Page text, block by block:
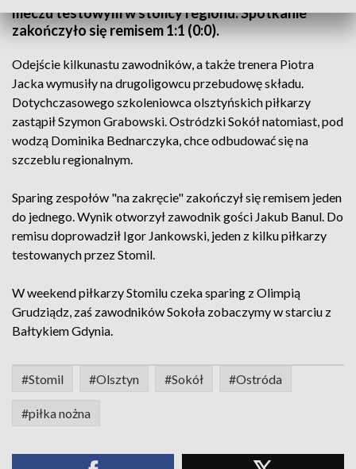
meczu testowym w stolicy regionu. Spotkanie
zakończyło się remisem 1:1 (0:0).
Odejście kilkunastu zawodników, a także trenera Piotra
Jacka wymusiły na drugoligowcu przebudowę składu.
Dotychczasowego szkoleniowca olsztyńskich piłkarzy
zastąpił Szymon Grabowski. Ostródzki Sokół natomiast, pod
wodzą Dominika Bednarczyka, chce odbudować się na
szczeblu regionalnym.
Sparing zespołów "na zakręcie" zakończył się remisem jeden
do jednego. Wynik otworzył zawodnik gości Jakub Banul. Do
remisu doprowadził Igor Jankowski, jeden z kilku piłkarzy
testowanych przez Stomil.
W weekend piłkarzy Stomilu czeka sparing z Olimpią
Grudziądz, zaś zawodników Sokoła zobaczymy w starciu z
Bałtykiem Gdynia.
#Stomil #Olsztyn #Sokół #Ostróda
#piłka nożna